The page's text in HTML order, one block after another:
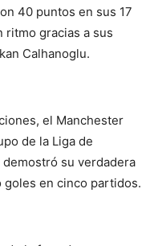
40 puntos en sus 17
ritmo gracias a sus
Calhanoglu.
el Manchester
de la Liga de
su verdadera
goles en cinco partidos.